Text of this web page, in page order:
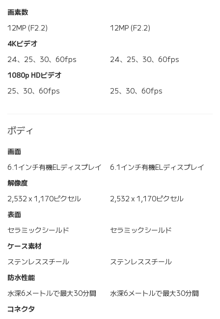
画素数
12MP (F2.2)
12MP (F2.2)
4Kビデオ
24、25、30、60fps
24、25、30、60fps
1080p HDビデオ
25、30、60fps
25、30、60fps
ボディ
画面
6.1インチ有機ELディスプレイ
6.1インチ有機ELディスプレイ
解像度
2,532 x 1,170ピクセル
2,532 x 1,170ピクセル
表面
セラミックシールド
セラミックシールド
ケース素材
ステンレススチール
ステンレススチール
防水性能
水深6メートルで最大30分間
水深6メートルで最大30分間
コネクタ